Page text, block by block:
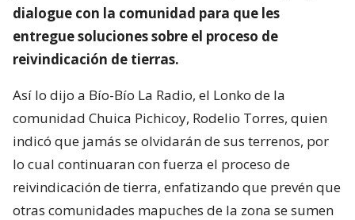
dialogue con la comunidad para que les
entregue soluciones sobre el proceso de
reivindicación de tierras.
Así lo dijo a Bío-Bío La Radio, el Lonko de la
comunidad Chuica Pichicoy, Rodelio Torres, quien
indicó que jamás se olvidarán de sus terrenos, por
lo cual continuaran con fuerza el proceso de
reivindicación de tierra, enfatizando que prevén que
otras comunidades mapuches de la zona se sumen